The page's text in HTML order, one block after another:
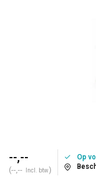
--,--
(--,-- Incl. btw)
Op